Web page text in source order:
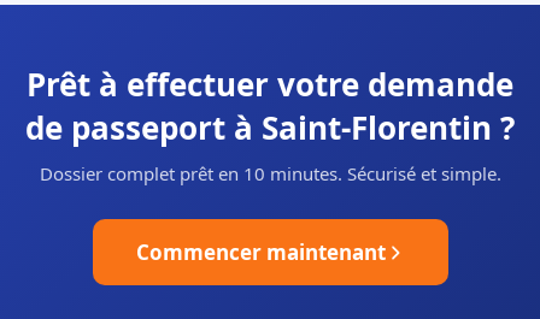
Prêt à effectuer votre demande
de passeport à Saint-Florentin ?
Dossier complet prêt en 10 minutes. Sécurisé et simple.
Commencer maintenant